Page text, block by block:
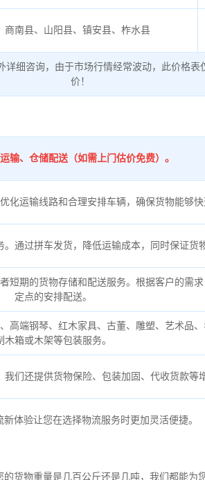
商南县、山阳县、镇安县、柞水县
详细咨询，由于市场行情经常波动，此价格表
价！
输、仓储配送（如需上门估价免费）。
化运输线路和合理安排车辆，确保货物能够快
通过拼车发货，降低运输成本，同时保证货
短期的货物存储和配送服务。根据客户的需求
定点的安排配送。
高端钢琴、红木家具、古董、雕塑、艺术品
木箱或木架等包装服务。
们还提供货物保险、包装加固、代收货款等
体验让您在选择物流服务时更加灵活便捷。
货物重量是几百公斤还是几吨，我们都能为